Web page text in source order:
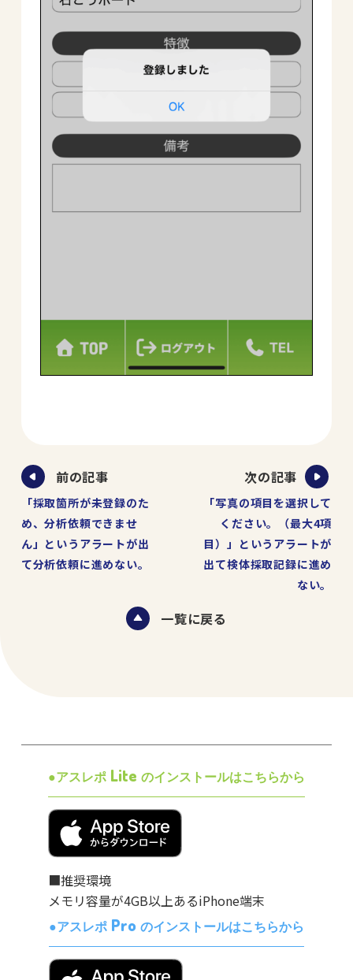
ペ
ー
ジ
ナ
ビ
前の記事
「採取箇所が未登録のた
め、分析依頼できませ
ん」というアラートが出
て分析依頼に進めない。
一覧に戻る
次の記事
「写真の項目を選択して
ください。（最大4項
目）」というアラートが
出て検体採取記録に進め
ない。
●アスレポ Lite のインストールはこちらから
■推奨環境
メモリ容量が4GB以上あるiPhone端末
●アスレポ Pro のインストールはこちらから